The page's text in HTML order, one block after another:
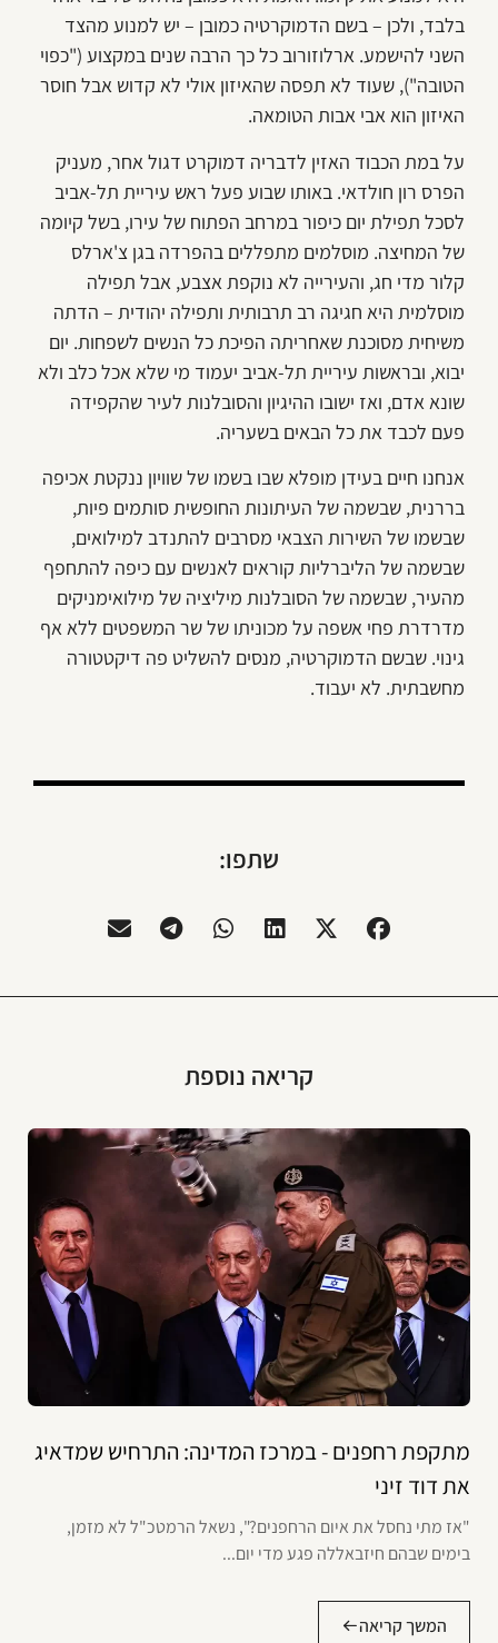
בלבד, ולכן – בשם הדמוקרטיה כמובן – יש למנוע מהצד
השני להישמע. ארלוזורוב כל כך הרבה שנים במקצוע ("כפוי
הטובה"), שעוד לא תפסה שהאיזון אולי לא קדוש אבל חוסר
האיזון הוא אבי אבות הטומאה.
על במת הכבוד האזין לדבריה דמוקרט דגול אחר, מעניק
הפרס רון חולדאי. באותו שבוע פעל ראש עיריית תל-אביב
לסכל תפילת יום כיפור במרחב הפתוח של עירו, בשל קיומה
של המחיצה. מוסלמים מתפללים בהפרדה בגן צ'ארלס
קלור מדי חג, והעירייה לא נוקפת אצבע, אבל תפילה
מוסלמית היא חגיגה רב תרבותית ותפילה יהודית – הדתה
משיחית מסוכנת שאחריתה הפיכת כל הנשים לשפחות. יום
יבוא, ובראשות עיריית תל-אביב יעמוד מי שלא אכל כלב ולא
שונא אדם, ואז ישובו ההיגיון והסובלנות לעיר שהקפידה
פעם לכבד את כל הבאים בשעריה.
אנחנו חיים בעידן מופלא שבו בשמו של שוויון ננקטת אכיפה
בררנית, שבשמה של העיתונות החופשית סותמים פיות,
שבשמו של השירות הצבאי מסרבים להתנדב למילואים,
שבשמה של הליברליות קוראים לאנשים עם כיפה להתחפף
מהעיר, שבשמה של הסובלנות מיליציה של מילואימניקים
מדרדרת פחי אשפה על מכוניתו של שר המשפטים ללא אף
גינוי. שבשם הדמוקרטיה, מנסים להשליט פה דיקטטורה
מחשבתית. לא יעבוד.
שתפו:
קריאה נוספת
מתקפת רחפנים - במרכז המדינה: התרחיש שמדאיג
את דוד זיני
"אז מתי נחסל את איום הרחפנים?", נשאל הרמטכ"ל לא מזמן,
בימים שבהם חיזבאללה פגע מדי יום...
המשך קריאה